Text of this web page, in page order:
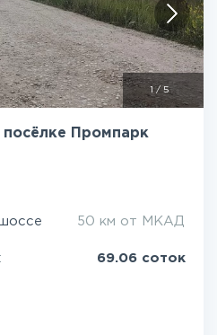
/ 5
Промпарк
50 км от МКАД
69.06 соток